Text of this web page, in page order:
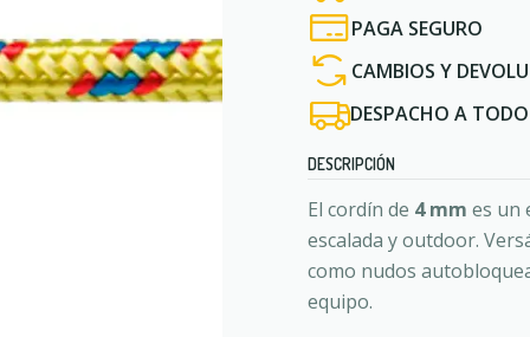
PAGA SEGURO
CAMBIOS Y
DESPACHO A
DESCRIPCIÓN
El cordín de 4 mm es un
escalada y outdoor.
como nudos
equipo.